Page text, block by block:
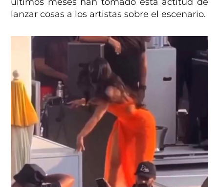
últimos meses han tomado esta actitud de
lanzar cosas a los artistas sobre el escenario.